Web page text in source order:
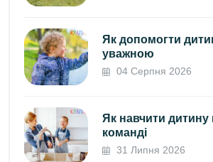
Як допомогти
уважною
04 Серпня 2026
Як навчити
команді
31 Липня 2026